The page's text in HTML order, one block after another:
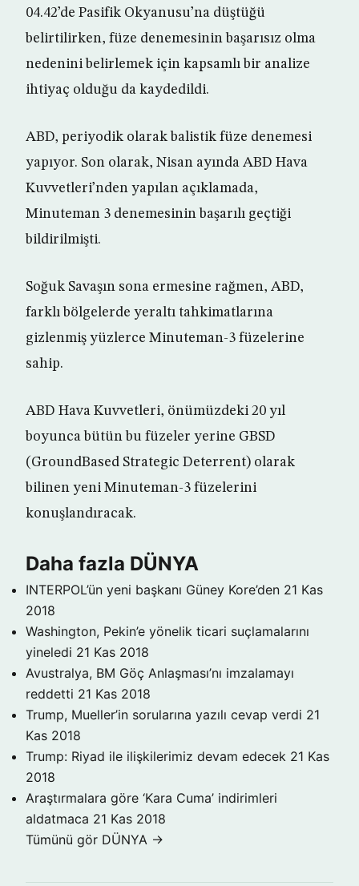
04.42’de Pasifik Okyanusu’na düştüğü
belirtilirken, füze denemesinin başarısız olma
nedenini belirlemek için kapsamlı bir analize
ihtiyaç olduğu da kaydedildi.
ABD, periyodik olarak balistik füze denemesi
yapıyor. Son olarak, Nisan ayında ABD Hava
Kuvvetleri’nden yapılan açıklamada,
Minuteman 3 denemesinin başarılı geçtiği
bildirilmişti.
Soğuk Savaşın sona ermesine rağmen, ABD,
farklı bölgelerde yeraltı tahkimatlarına
gizlenmiş yüzlerce Minuteman-3 füzelerine
sahip.
ABD Hava Kuvvetleri, önümüzdeki 20 yıl
boyunca bütün bu füzeler yerine GBSD
(GroundBased Strategic Deterrent) olarak
bilinen yeni Minuteman-3 füzelerini
konuşlandıracak.
Daha fazla DÜNYA
INTERPOL’ün yeni başkanı Güney Kore’den 21 Kas
2018
Washington, Pekin’e yönelik ticari suçlamalarını
yineledi 21 Kas 2018
Avustralya, BM Göç Anlaşması’nı imzalamayı
reddetti 21 Kas 2018
Trump, Mueller’in sorularına yazılı cevap verdi 21
Kas 2018
Trump: Riyad ile ilişkilerimiz devam edecek 21 Kas
2018
Araştırmalara göre ‘Kara Cuma’ indirimleri
aldatmaca 21 Kas 2018
Tümünü gör DÜNYA →